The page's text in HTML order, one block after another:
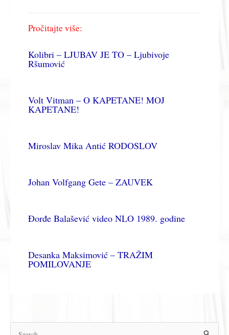
Pročitajte više:
Kolibri – LJUBAV JE TO – Ljubivoje
Ršumović
Volt Vitman – O KAPETANE! MOJ
KAPETANE!
Miroslav Mika Antić RODOSLOV
Johan Volfgang Gete – ZAUVEK
Đorđe Balašević video NLO 1989. godine
Desanka Maksimović – TRAŽIM
POMILOVANJE